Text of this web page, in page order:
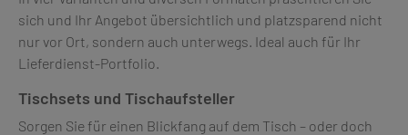
sich und Ihr Angebot übersichtlich und platzsparend nicht
nur vor Ort, sondern auch unterwegs. Ideal auch für Ihr
Lieferdienst-Portfolio.
Tischsets und Tischaufsteller
Sorgen Sie für einen Blickfang auf dem Tisch – oder doch